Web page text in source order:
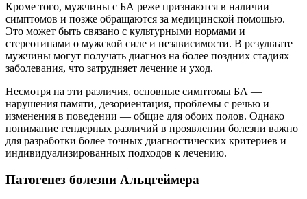
Кроме того, мужчины с БА реже признаются в наличии
симптомов и позже обращаются за медицинской помощью.
Это может быть связано с культурными нормами и
стереотипами о мужской силе и независимости. В результате
мужчины могут получать диагноз на более поздних стадиях
заболевания, что затрудняет лечение и уход.
Несмотря на эти различия, основные симптомы БА —
нарушения памяти, дезориентация, проблемы с речью и
изменения в поведении — общие для обоих полов. Однако
понимание гендерных различий в проявлении болезни важно
для разработки более точных диагностических критериев и
индивидуализированных подходов к лечению.
Патогенез болезни Альцгеймера